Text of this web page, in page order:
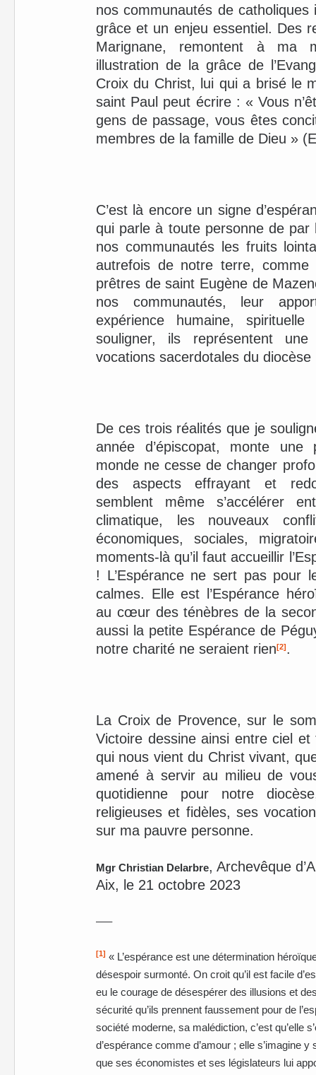
nos communautés de
grâce et un enjeu essentiel. Des
Marignane, remontent à ma
illustration de la grâce de
Croix du Christ, lui qui a brisé le
saint Paul peut écrire : « Vous
gens de passage, vous êtes
membres de la famille de Dieu »
C’est là encore un signe
qui parle à toute personne de
nos communautés les fruits
autrefois de notre terre,
prêtres de saint Eugène de
nos communautés, leur
expérience humaine,
souligner, ils représentent
vocations sacerdotales du diocèse
De ces trois réalités que je
année d’épiscopat, monte une
monde ne cesse de changer
des aspects effrayant et
semblent même s’accélérer
climatique, les nouveaux
économiques, sociales,
moments-là qu’il faut accueillir
! L’Espérance ne sert pas pour
calmes. Elle est l’Espérance
au cœur des ténèbres de la
aussi la petite Espérance de
notre charité ne seraient rien [2] .
La Croix de Provence, sur le
Victoire dessine ainsi entre ciel et
qui nous vient du Christ vivant,
amené à servir au milieu de
quotidienne pour notre
religieuses et fidèles, ses
sur ma pauvre personne.
Mgr Christian Delarbre, Archevêque
Aix, le 21 octobre 2023
—–
[1] « L’espérance est une détermination
désespoir surmonté. On croit qu’il est facile
eu le courage de désespérer des illusions et
sécurité qu’ils prennent faussement pour de
société moderne, sa malédiction, c’est qu’elle
d’espérance comme d’amour ; elle s’imagine
que ses économistes et ses législateurs lui